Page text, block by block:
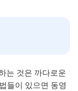
는 것은 까다로운
들이 있으면 동영